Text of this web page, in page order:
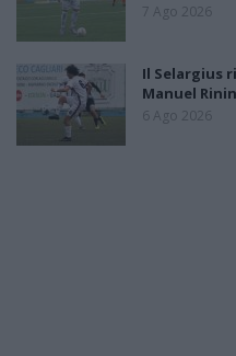
7 Ago 2026
Il Selargius
Manuel
6 Ago 2026